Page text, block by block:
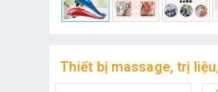
Thiết bị massage, trị